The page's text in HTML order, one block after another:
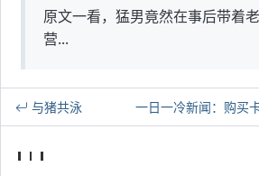
原文一看，猛男竟然在事后带着
营...
与猪共泳 一日一冷新闻：购买